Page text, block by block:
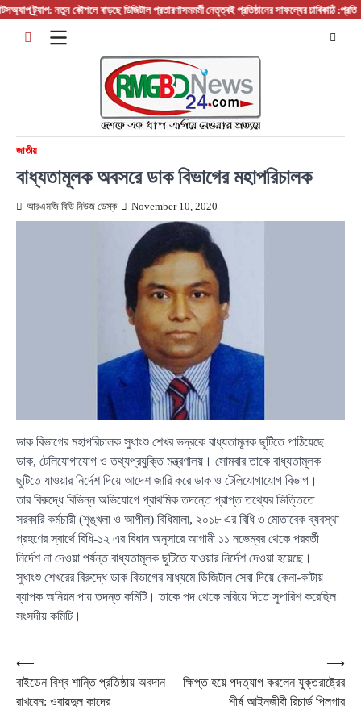
Skip
ট্র্যাপ: নতুন কৌশলে বাড়ছে ডিজিটাল প্রতারণাসমমর্মী নেতৃত্বই প্রতিষ্ঠানের সাফল্যের চাবিকাঠি :প্রতিষ্ঠান
জাতীয়
বাধ্যতামূলক অবসরে ডাক বিভাগের মহাপরিচালক
আরএমজি বিডি নিউজ ডেস্ক November 10, 2020
ডাক বিভাগের মহাপরিচালক সুধাংশু শেখর ভদ্রকে বাধ্যতামূলক ছুটিতে পাঠিয়েছে
ডাক, টেলিযোগাযোগ ও তথ্যপ্রযুক্তি মন্ত্রণালয়। সোমবার তাকে বাধ্যতামূলক
ছুটিতে যাওয়ার নির্দেশ দিয়ে আদেশ জারি করে ডাক ও টেলিযোগাযোগ বিভাগ।
তার বিরুদ্ধে বিভিন্ন অভিযোগে প্রাথমিক তদন্তে প্রাপ্ত তথ্যের ভিত্তিতে
সরকারি কর্মচারী (শৃঙ্খলা ও আপীল) বিধিমালা, ২০১৮ এর বিধি ৩ মোতাবেক ব্যবস্থা
গ্রহণের স্বার্থে বিধি-১২ এর বিধান অনুসারে আগামী ১১ নভেম্বর থেকে পরবর্তী
নির্দেশ না দেওয়া পর্যন্ত বাধ্যতামূলক ছুটিতে যাওয়ার নির্দেশ দেওয়া হয়েছে।
সুধাংশু শেখরের বিরুদ্ধে ডাক বিভাগের মাধ্যমে ডিজিটাল সেবা দিয়ে কেনা-কাটায়
ব্যাপক অনিয়ম পায় তদন্ত কমিটি। তাকে পদ থেকে সরিয়ে দিতে সুপারিশ করেছিল
সংসদীয় কমিটি।
Post
navigation
⟵
বাইডেন বিশ্ব শান্তি প্রতিষ্ঠায় অবদান
রাখবেন: ওবায়দুল কাদের
ক্ষিপ্ত হয়ে পদত্যাগ করলেন যুক্তরাষ্ট্রের
শীর্ষ আইনজীবী রিচার্ড পিলগার
⟶